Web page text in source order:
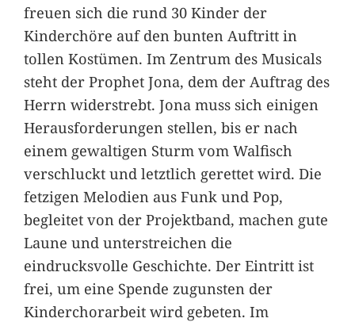
freuen sich die rund 30 Kinder der
Kinderchöre auf den bunten Auftritt in
tollen Kostümen. Im Zentrum des Musicals
steht der Prophet Jona, dem der Auftrag des
Herrn widerstrebt. Jona muss sich einigen
Herausforderungen stellen, bis er nach
einem gewaltigen Sturm vom Walfisch
verschluckt und letztlich gerettet wird. Die
fetzigen Melodien aus Funk und Pop,
begleitet von der Projektband, machen gute
Laune und unterstreichen die
eindrucksvolle Geschichte. Der Eintritt ist
frei, um eine Spende zugunsten der
Kinderchorarbeit wird gebeten. Im